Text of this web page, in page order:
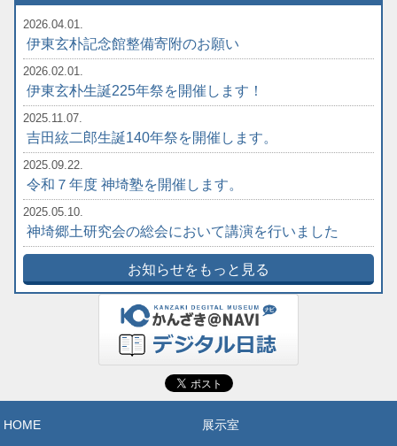
2026.04.01.
伊東玄朴記念館整備寄附のお願い
2026.02.01.
伊東玄朴生誕225年祭を開催します！
2025.11.07.
吉田絃二郎生誕140年祭を開催します。
2025.09.22.
令和７年度 神埼塾を開催します。
2025.05.10.
神埼郷土研究会の総会において講演を行いました
お知らせをもっと見る
HOME 展示室